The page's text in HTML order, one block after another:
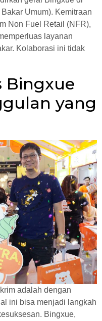
Umum). Kemitraan
Non Fuel Retail (NFR),
layanan
Kolaborasi ini tidak
Bingxue
yang
adalah dengan
ini bisa menjadi langkah
Bingxue,